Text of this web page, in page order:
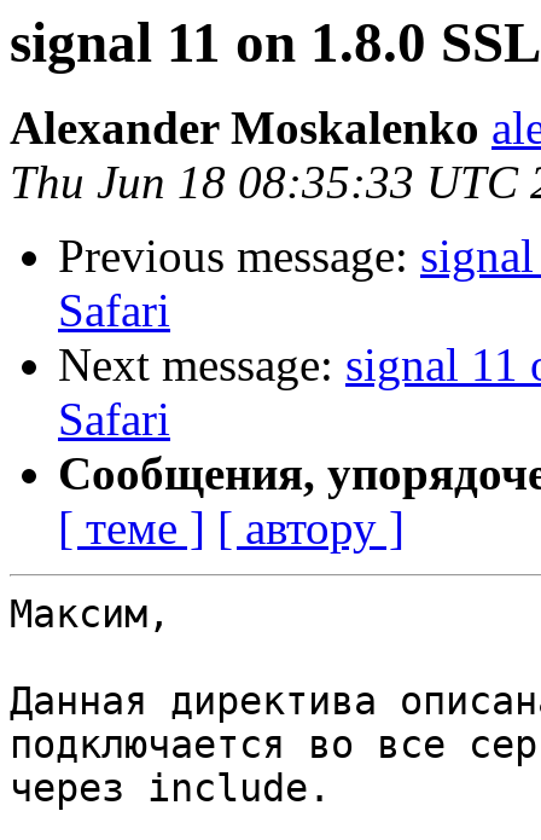
signal 11 on 1.8.0
Alexander Moskalenko
Thu Jun 18 08:35:33 UTC
Previous message:
Safari
Next message: signal 11
Safari
Сообщения,
[ теме ] [ автору ]
Максим,
Данная директива
подключается во все
через include.